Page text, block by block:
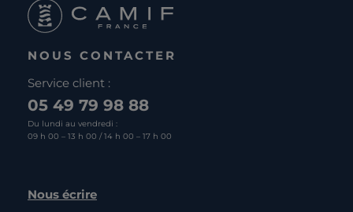
NOUS CONTACTER
Service client :
05 49 79 98 88
Du lundi au vendredi :
09 h 00 – 13 h 00 / 14 h 00 – 17 h 00
Nous écrire